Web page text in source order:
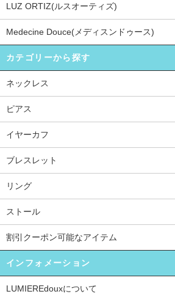
LUZ ORTIZ(ルスオーティズ)
Medecine Douce(メディスンドゥース)
カテゴリーから探す
ネックレス
ピアス
イヤーカフ
ブレスレット
リング
ストール
割引クーポン可能なアイテム
インフォメーション
LUMIEREdouxについて